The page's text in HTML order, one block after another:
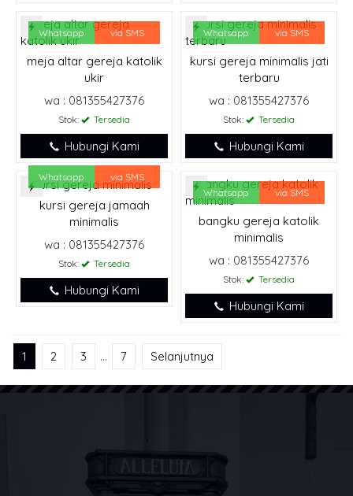
Whatsapp via SMS
meja altar gereja katolik
ukir
wa : 081355427376
Stok: Tersedia
Hubungi Kami
Whatsapp via SMS
kursi gereja minimalis jati
terbaru
wa : 081355427376
Stok: Tersedia
Hubungi Kami
Whatsapp via SMS
kursi gereja jamaah
minimalis
wa : 081355427376
Stok: Tersedia
Hubungi Kami
Whatsapp via SMS
bangku gereja katolik
minimalis
wa : 081355427376
Stok: Tersedia
Hubungi Kami
1 2 3 … 7 Selanjutnya